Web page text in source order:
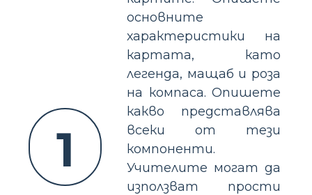
1
основните
характеристики на
картата, като
легенда, мащаб и роза
на компаса. Опишете
какво представлява
всеки от тези
компоненти.
Учителите могат да
използват прости